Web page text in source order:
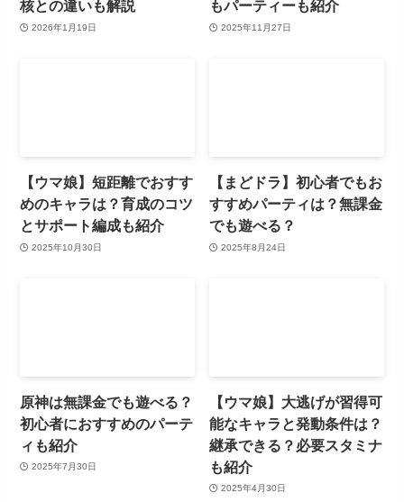
核との違いも解説
2026年1月19日
もパーティーも紹介
2025年11月27日
【ウマ娘】短距離でおすす
めのキャラは？育成のコツ
とサポート編成も紹介
2025年10月30日
【まどドラ】初心者でもお
すすめパーティは？無課金
でも遊べる？
2025年8月24日
原神は無課金でも遊べる？
初心者におすすめのパーテ
ィも紹介
2025年7月30日
【ウマ娘】大逃げが習得可
能なキャラと発動条件は？
継承できる？必要スタミナ
も紹介
2025年4月30日